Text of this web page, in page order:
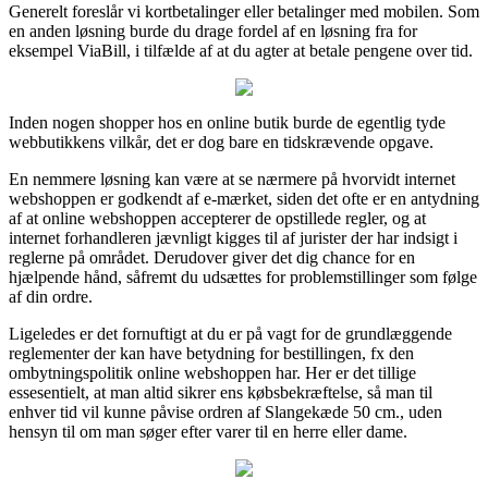
Generelt foreslår vi kortbetalinger eller betalinger med mobilen. Som
en anden løsning burde du drage fordel af en løsning fra for
eksempel ViaBill, i tilfælde af at du agter at betale pengene over tid.
Inden nogen shopper hos en online butik burde de egentlig tyde
webbutikkens vilkår, det er dog bare en tidskrævende opgave.
En nemmere løsning kan være at se nærmere på hvorvidt internet
webshoppen er godkendt af e-mærket, siden det ofte er en antydning
af at online webshoppen accepterer de opstillede regler, og at
internet forhandleren jævnligt kigges til af jurister der har indsigt i
reglerne på området. Derudover giver det dig chance for en
hjælpende hånd, såfremt du udsættes for problemstillinger som følge
af din ordre.
Ligeledes er det fornuftigt at du er på vagt for de grundlæggende
reglementer der kan have betydning for bestillingen, fx den
ombytningspolitik online webshoppen har. Her er det tillige
essesentielt, at man altid sikrer ens købsbekræftelse, så man til
enhver tid vil kunne påvise ordren af Slangekæde 50 cm., uden
hensyn til om man søger efter varer til en herre eller dame.